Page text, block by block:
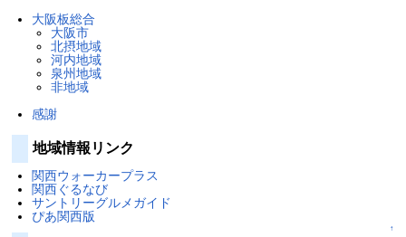
大阪板総合
大阪市
北摂地域
河内地域
泉州地域
非地域
感謝
地域情報リンク
関西ウォーカープラス
関西ぐるなび
サントリーグルメガイド
ぴあ関西版
↑